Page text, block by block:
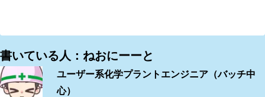
書いている人：ねおにーーと
ユーザー系化学プラントエンジニア（バッチ中
心）